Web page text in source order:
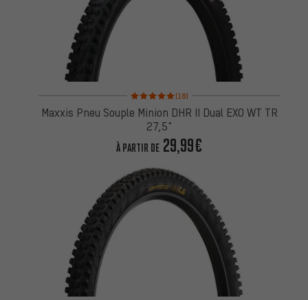
Note moyenne : 5 sur 5 d'après 18 avis
(18)
Maxxis Pneu Souple Minion DHR II Dual EXO WT TR
27,5"
À PARTIR DE29,99€